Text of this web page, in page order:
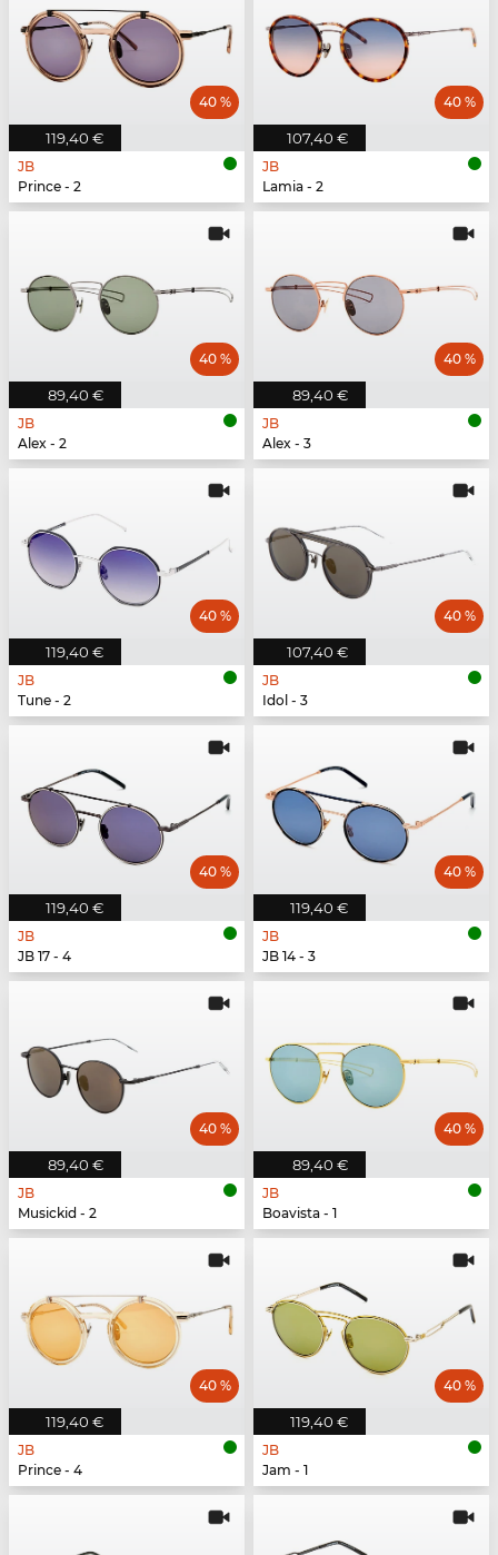
119,40 €
40 %
JB
Prince - 2
107,40 €
40 %
JB
Lamia - 2
89,40 €
40 %
JB
Alex - 2
89,40 €
40 %
JB
Alex - 3
119,40 €
40 %
JB
Tune - 2
107,40 €
40 %
JB
Idol - 3
119,40 €
40 %
JB
JB 17 - 4
119,40 €
40 %
JB
JB 14 - 3
89,40 €
40 %
JB
Musickid - 2
89,40 €
40 %
JB
Boavista - 1
119,40 €
40 %
JB
Prince - 4
119,40 €
40 %
JB
Jam - 1